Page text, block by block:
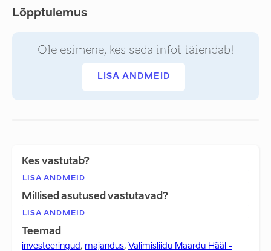
Lõpptulemus
Ole esimene, kes seda infot täiendab!
LISA ANDMEID
Kes vastutab?
LISA ANDMEID
Millised asutused vastutavad?
LISA ANDMEID
Teemad
investeeringud , majandus, Valimisliidu Maardu Hääl -